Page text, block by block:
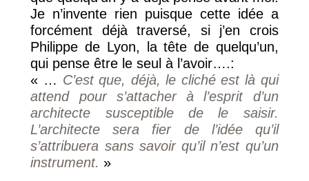
Je n’invente rien puisque cette idée a
forcément déjà traversé, si j’en crois
Philippe de Lyon, la tête de quelqu’un,
qui pense être le seul à l’avoir….:
« … C’est que, déjà, le cliché est là qui
attend pour s’attacher à l’esprit d’un
architecte susceptible de le saisir.
L’architecte sera fier de l’idée qu’il
s’attribuera sans savoir qu’il n’est qu’un
instrument. »